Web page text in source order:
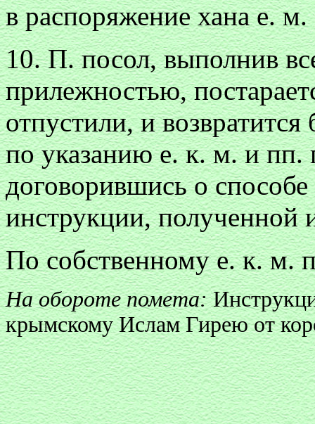
в распоряжение хана е. м.
10. П. посол, выполнив
прилежностью,
отпустили, и
по указанию е. к. м. и пп.
договорившись о способе
инструкции, полученной
По собственному е. к. м.
На обороте помета:
крымскому Ислам Гирею от